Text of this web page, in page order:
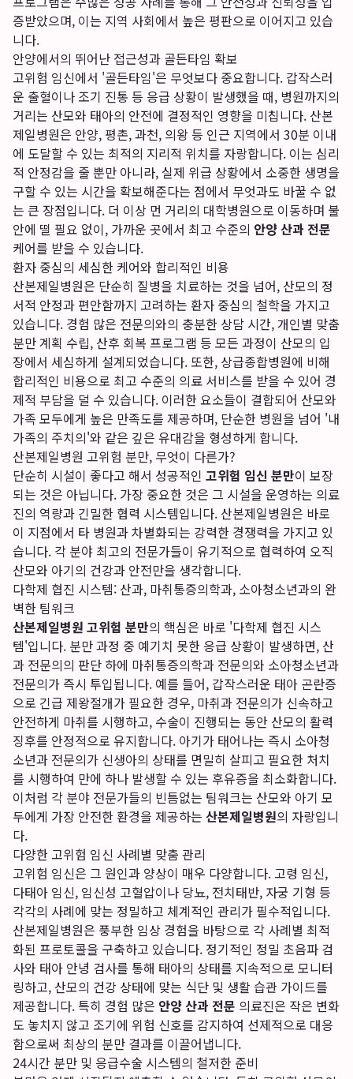
증받았으며, 이는 지역 사회에서 높은 평판으로 이어지고 있습
니다.
안양에서의 뛰어난 접근성과 골든타임 확보
고위험 임신에서 '골든타임'은 무엇보다 중요합니다. 갑작스러
운 출혈이나 조기 진통 등 응급 상황이 발생했을 때, 병원까지의
거리는 산모와 태아의 안전에 결정적인 영향을 미칩니다. 산본
제일병원은 안양, 평촌, 과천, 의왕 등 인근 지역에서 30분 이내
에 도달할 수 있는 최적의 지리적 위치를 자랑합니다. 이는 심리
적 안정감을 줄 뿐만 아니라, 실제 위급 상황에서 소중한 생명을
구할 수 있는 시간을 확보해준다는 점에서 무엇과도 바꿀 수 없
는 큰 장점입니다. 더 이상 먼 거리의 대학병원으로 이동하며 불
안에 떨 필요 없이, 가까운 곳에서 최고 수준의 안양 산과 전문
케어를 받을 수 있습니다.
환자 중심의 세심한 케어와 합리적인 비용
산본제일병원은 단순히 질병을 치료하는 것을 넘어, 산모의 정
서적 안정과 편안함까지 고려하는 환자 중심의 철학을 가지고
있습니다. 경험 많은 전문의와의 충분한 상담 시간, 개인별 맞춤
분만 계획 수립, 산후 회복 프로그램 등 모든 과정이 산모의 입
장에서 세심하게 설계되었습니다. 또한, 상급종합병원에 비해
합리적인 비용으로 최고 수준의 의료 서비스를 받을 수 있어 경
제적 부담을 덜 수 있습니다. 이러한 요소들이 결합되어 산모와
가족 모두에게 높은 만족도를 제공하며, 단순한 병원을 넘어 '내
가족의 주치의'와 같은 깊은 유대감을 형성하게 합니다.
산본제일병원 고위험 분만, 무엇이 다른가?
단순히 시설이 좋다고 해서 성공적인 고위험 임신 분만이 보장
되는 것은 아닙니다. 가장 중요한 것은 그 시설을 운영하는 의료
진의 역량과 긴밀한 협력 시스템입니다. 산본제일병원은 바로
이 지점에서 타 병원과 차별화되는 강력한 경쟁력을 가지고 있
습니다. 각 분야 최고의 전문가들이 유기적으로 협력하여 오직
산모와 아기의 건강과 안전만을 생각합니다.
다학제 협진 시스템: 산과, 마취통증의학과, 소아청소년과의 완
벽한 팀워크
산본제일병원 고위험 분만의 핵심은 바로 '다학제 협진 시스
템'입니다. 분만 과정 중 예기치 못한 응급 상황이 발생하면, 산
과 전문의의 판단 하에 마취통증의학과 전문의와 소아청소년과
전문의가 즉시 투입됩니다. 예를 들어, 갑작스러운 태아 곤란증
으로 긴급 제왕절개가 필요한 경우, 마취과 전문의가 신속하고
안전하게 마취를 시행하고, 수술이 진행되는 동안 산모의 활력
징후를 안정적으로 유지합니다. 아기가 태어나는 즉시 소아청
소년과 전문의가 신생아의 상태를 면밀히 살피고 필요한 처치
를 시행하여 만에 하나 발생할 수 있는 후유증을 최소화합니다.
이처럼 각 분야 전문가들의 빈틈없는 팀워크는 산모와 아기 모
두에게 가장 안전한 환경을 제공하는 산본제일병원의 자랑입니
다.
다양한 고위험 임신 사례별 맞춤 관리
고위험 임신은 그 원인과 양상이 매우 다양합니다. 고령 임신,
다태아 임신, 임신성 고혈압이나 당뇨, 전치태반, 자궁 기형 등
각각의 사례에 맞는 정밀하고 체계적인 관리가 필수적입니다.
산본제일병원은 풍부한 임상 경험을 바탕으로 각 사례별 최적
화된 프로토콜을 구축하고 있습니다. 정기적인 정밀 초음파 검
사와 태아 안녕 검사를 통해 태아의 상태를 지속적으로 모니터
링하고, 산모의 건강 상태에 맞는 식단 및 생활 습관 가이드를
제공합니다. 특히 경험 많은 안양 산과 전문 의료진은 작은 변화
도 놓치지 않고 조기에 위험 신호를 감지하여 선제적으로 대응
함으로써 최상의 분만 결과를 이끌어냅니다.
24시간 분만 및 응급수술 시스템의 철저한 준비